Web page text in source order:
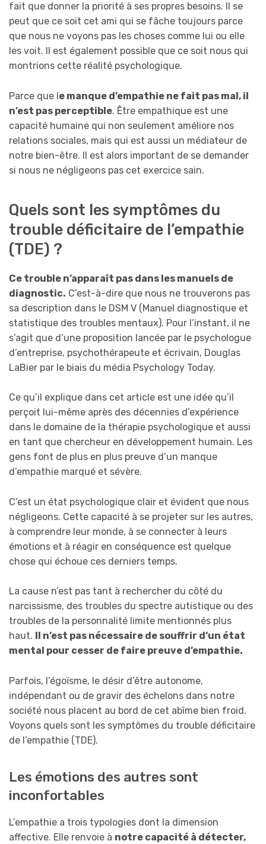
fait que donner la priorité à ses propres besoins. Il se
peut que ce soit cet ami qui se fâche toujours parce
que nous ne voyons pas les choses comme lui ou elle
les voit. Il est également possible que ce soit nous qui
montrions cette réalité psychologique.
Parce que le manque d’empathie ne fait pas mal, il
n’est pas perceptible. Être empathique est une
capacité humaine qui non seulement améliore nos
relations sociales, mais qui est aussi un médiateur de
notre bien-être. Il est alors important de se demander
si nous ne négligeons pas cet exercice sain.
Quels sont les symptômes du
trouble déficitaire de l’empathie
(TDE) ?
Ce trouble n’apparaît pas dans les manuels de
diagnostic. C’est-à-dire que nous ne trouverons pas
sa description dans le DSM V (Manuel diagnostique et
statistique des troubles mentaux). Pour l’instant, il ne
s’agit que d’une proposition lancée par le psychologue
d’entreprise, psychothérapeute et écrivain, Douglas
LaBier par le biais du média Psychology Today.
Ce qu’il explique dans cet article est une idée qu’il
perçoit lui-même après des décennies d’expérience
dans le domaine de la thérapie psychologique et aussi
en tant que chercheur en développement humain. Les
gens font de plus en plus preuve d’un manque
d’empathie marqué et sévère.
C’est un état psychologique clair et évident que nous
négligeons. Cette capacité à se projeter sur les autres,
à comprendre leur monde, à se connecter à leurs
émotions et à réagir en conséquence est quelque
chose qui échoue ces derniers temps.
La cause n’est pas tant à rechercher du côté du
narcissisme, des troubles du spectre autistique ou des
troubles de la personnalité limite mentionnés plus
haut.
Il n’est pas nécessaire de souffrir d’un état
mental pour cesser de faire preuve d’empathie.
Parfois, l’égoïsme, le désir d’être autonome,
indépendant ou de gravir des échelons dans notre
société nous placent au bord de cet abîme bien froid.
Voyons quels sont les symptômes du trouble déficitaire
de l’empathie (TDE).
Les émotions des autres sont
inconfortables
L’empathie a trois typologies dont la dimension
affective. Elle renvoie à notre capacité à détecter,